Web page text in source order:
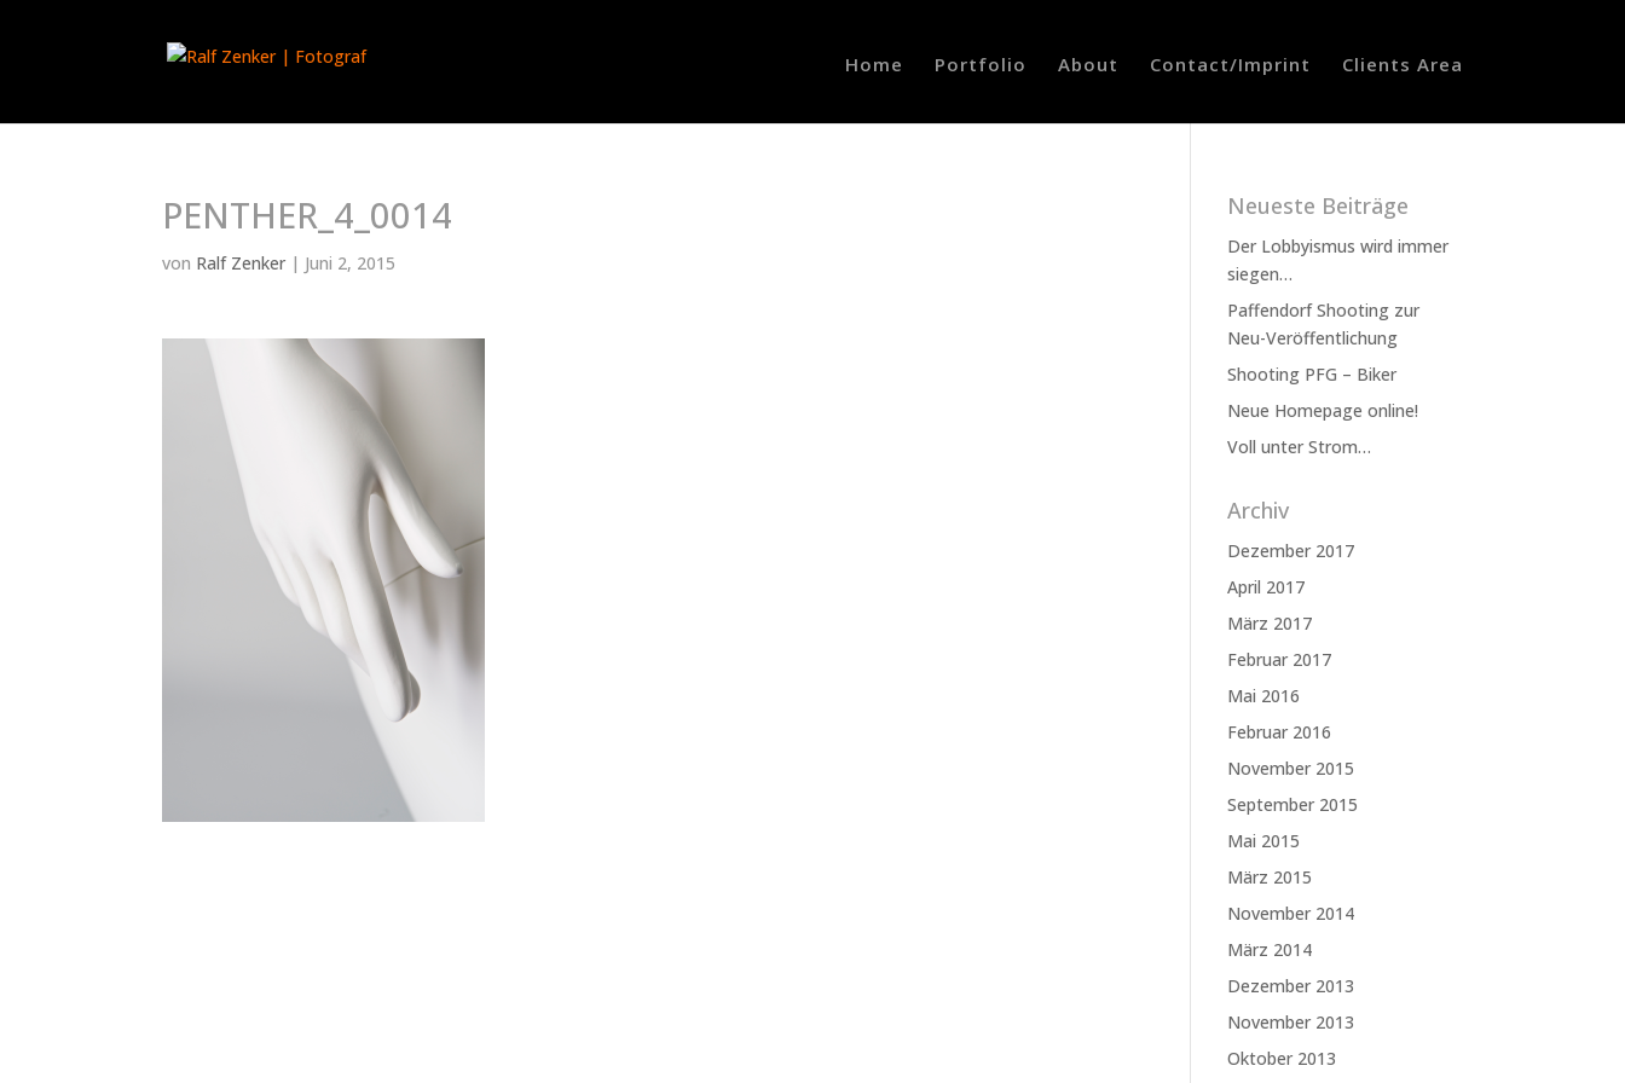
Home Portfolio About Contact/Imprint Clients Area
PENTHER_4_0014
von Ralf Zenker | Juni 2, 2015
Neueste Beiträge
Der Lobbyismus wird immer
siegen…
Paffendorf Shooting zur
Neu-Veröffentlichung
Shooting PFG – Biker
Neue Homepage online!
Voll unter Strom…
Archiv
Dezember 2017
April 2017
März 2017
Februar 2017
Mai 2016
Februar 2016
November 2015
September 2015
Mai 2015
März 2015
November 2014
März 2014
Dezember 2013
November 2013
Oktober 2013